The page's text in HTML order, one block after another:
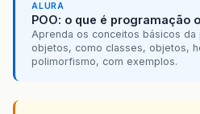
ALURA
POO: o que é programação
Aprenda os conceitos básicos da
objetos, como classes, objetos,
polimorfismo, com exemplos.